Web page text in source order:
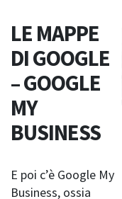
LE MAPPE
DI GOOGLE
– GOOGLE
MY
BUSINESS
E poi c’è Google My
Business, ossia